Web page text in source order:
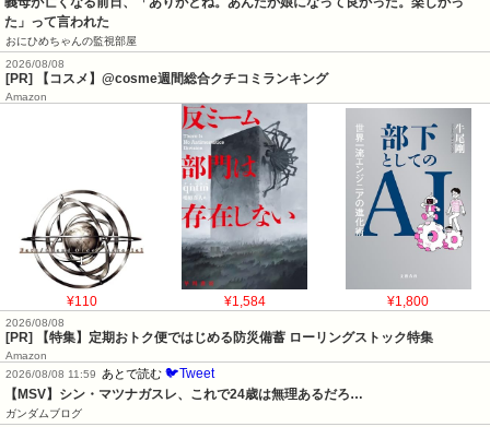
た」って言われた
おにひめちゃんの監視部屋
2026/08/08
[PR] 【コスメ】@cosme週間総合クチコミランキング
Amazon
¥110 ¥1,584 ¥1,800
2026/08/08
[PR] 【特集】定期おトク便ではじめる防災備蓄 ローリングストック特集
Amazon
2026/08/08 11:59
あとで読む 🐦Tweet
【MSV】シン・マツナガスレ、これで24歳は無理あるだろ…
ガンダムブログ